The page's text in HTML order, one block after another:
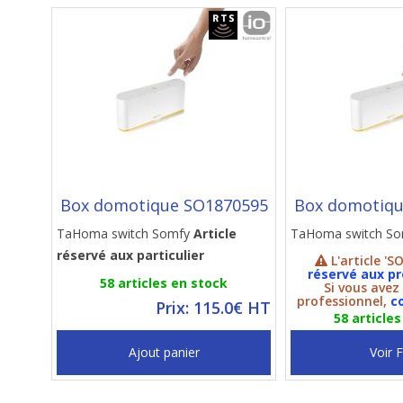
Box domotique SO1870595
TaHoma switch Somfy Article
réservé aux particulier
58 articles en stock
Prix: 115.0€ HT
Ajout panier
Box
TaHoma switch
L'article
réservé aux
Si vous
professionnel,
58
Voir